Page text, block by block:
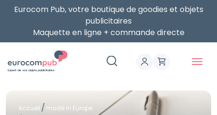
Eurocom Pub, votre boutique de goodies et objets
publicitaires
Maquette en ligne + commande directe
Expert de vos objets publicitaires
Accueil
made in Europe